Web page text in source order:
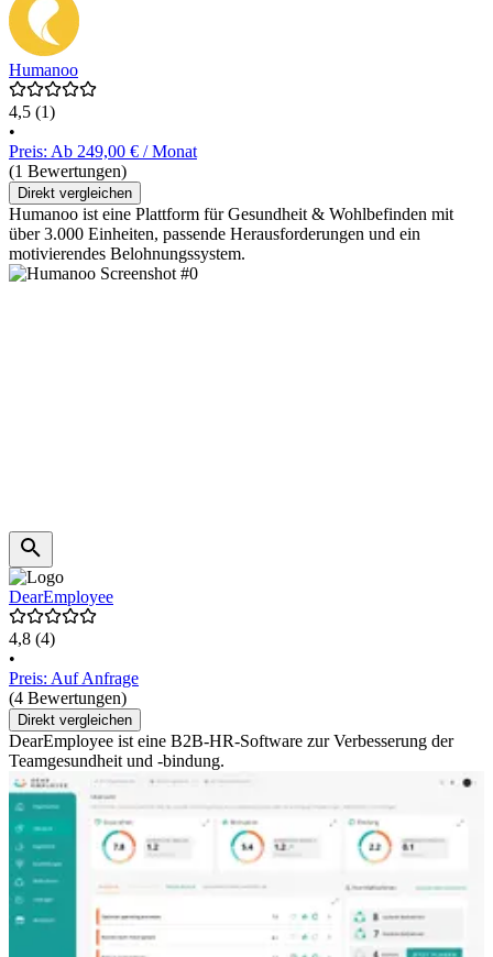
Humanoo
4,5 (1)
•
Preis: Ab 249,00 € / Monat
(1 Bewertungen)
Direkt vergleichen
Humanoo ist eine Plattform für Gesundheit & Wohlbefinden mit
über 3.000 Einheiten, passende Herausforderungen und ein
motivierendes Belohnungssystem.
DearEmployee
4,8 (4)
•
Preis: Auf Anfrage
(4 Bewertungen)
Direkt vergleichen
DearEmployee ist eine B2B-HR-Software zur Verbesserung der
Teamgesundheit und -bindung.